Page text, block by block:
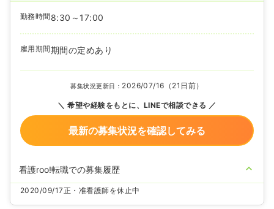
勤務時間 8:30～17:00
雇用期間期間の定めあり
募集状況更新日： 2026/07/16（21日前）
希望や経験をもとに、LINEで相談できる
最新の募集状況を確認してみる
看護roo!転職での募集履歴
2020/09/17正・准看護師を休止中